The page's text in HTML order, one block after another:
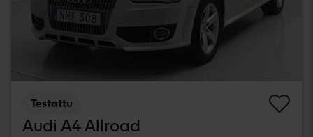
Testattu
Audi A4 Allroad